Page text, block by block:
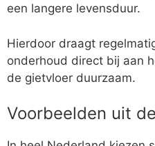
een langere levensduur.
Hierdoor draagt
onderhoud direct bij aan
de gietvloer duurzaam.
Voorbeelden uit